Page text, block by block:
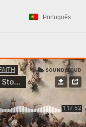
Português